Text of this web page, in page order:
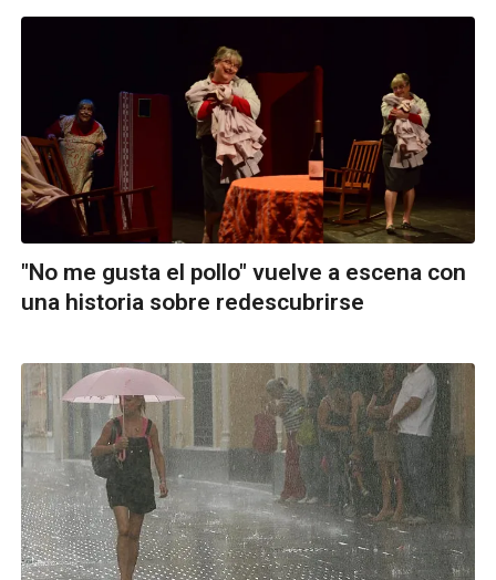
"No me gusta el pollo" vuelve a escena con
una historia sobre redescubrirse